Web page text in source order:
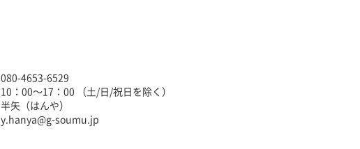
080-4653-6529
10：00～17：00 （土/日/祝日を除く）
半矢（はんや）
y.hanya@g-soumu.jp